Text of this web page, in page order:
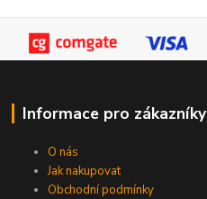
Informace pro zákazníky
O nás
Jak nakupovat
Obchodní podmínky